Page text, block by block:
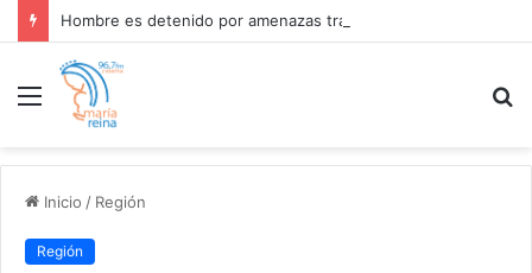
Menú
Inicio / Región
Región